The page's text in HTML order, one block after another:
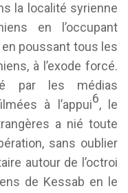
la localité syrienne
en l’occupant
poussant tous les
à l’exode forcé.
par les médias
à l’appui6, le
a nié toute
sans oublier
autour de l’octroi
de Kessab en le